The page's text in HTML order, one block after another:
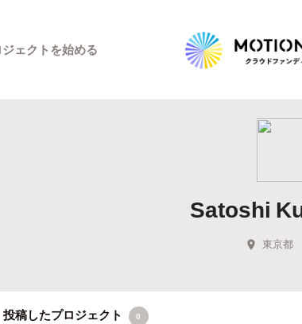
キュレーター
ェクトを始める
Satoshi
東京都
投稿したプロジェクト 0